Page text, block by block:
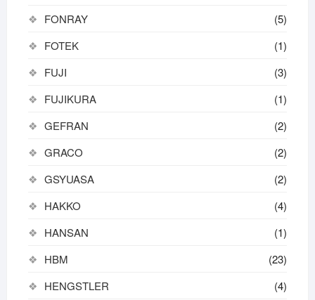
FONRAY
(5)
FOTEK
(1)
FUJI
(3)
FUJIKURA
(1)
GEFRAN
(2)
GRACO
(2)
GSYUASA
(2)
HAKKO
(4)
HANSAN
(1)
HBM
(23)
HENGSTLER
(4)